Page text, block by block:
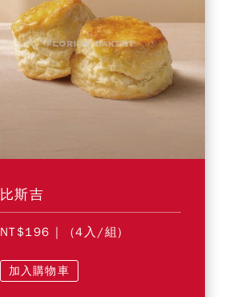
比斯吉
NT$196 | (4入/組)
加入購物車